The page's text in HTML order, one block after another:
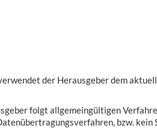
der Herausgeber dem
folgt allgemeingültigen
bzw. kein